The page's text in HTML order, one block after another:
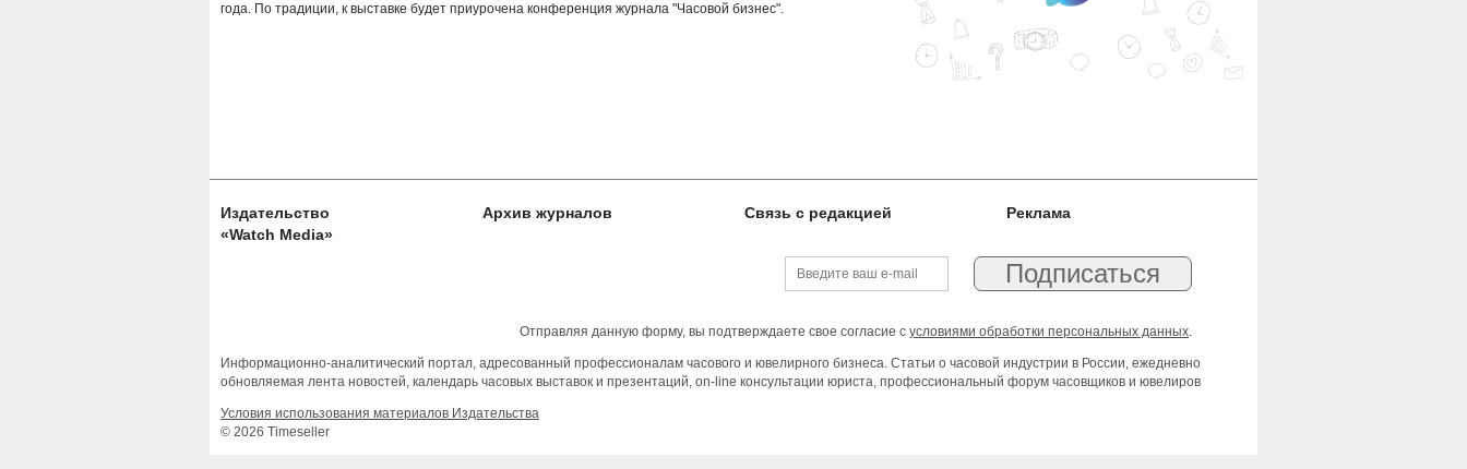
года. По традиции, к выставке будет приурочена конференция журнала "Часовой бизнес".
Издательство
«Watch Media»
Архив журналов Связь с редакцией Реклама
Отправляя данную форму, вы подтверждаете свое согласие с условиями обработки персональных данных.
Информационно-аналитический портал, адресованный профессионалам часового и ювелирного бизнеса. Статьи о часовой индустрии в России, ежедневно
обновляемая лента новостей, календарь часовых выставок и презентаций, on-line консультации юриста, профессиональный форум часовщиков и ювелиров
Условия использования материалов Издательства
© 2026 Timeseller